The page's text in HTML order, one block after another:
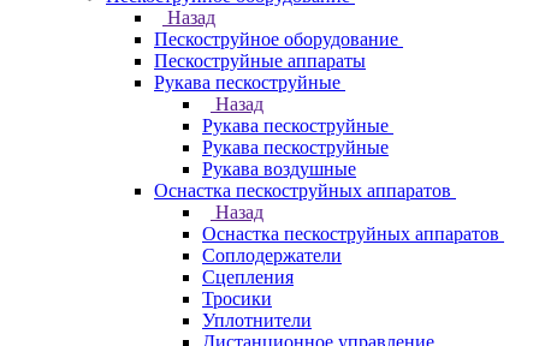
Назад
Пескоструйное оборудование
Пескоструйные аппараты
Рукава пескоструйные
Назад
Рукава пескоструйные
Рукава пескоструйные
Рукава воздушные
Оснастка пескоструйных аппаратов
Назад
Оснастка пескоструйных аппаратов
Соплодержатели
Сцепления
Тросики
Уплотнители
Дистанционное управление